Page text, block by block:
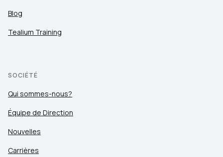
Blog
Tealium Training
SOCIÉTÉ
Qui sommes-nous?
Équipe de Direction
Nouvelles
Carrières